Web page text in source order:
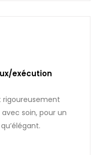
exécution
rigoureusement
soin, pour un